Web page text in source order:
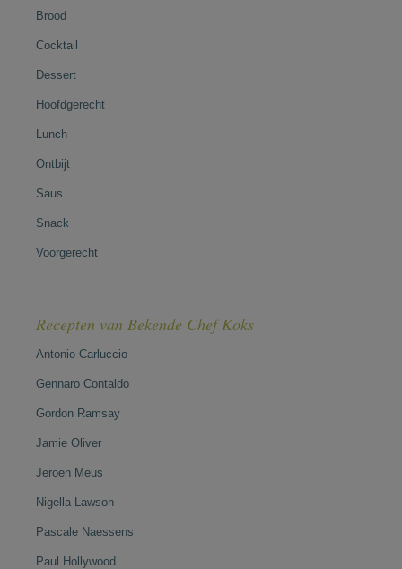
Brood
Cocktail
Dessert
Hoofdgerecht
Lunch
Ontbijt
Saus
Snack
Voorgerecht
Recepten van Bekende Chef Koks
Antonio Carluccio
Gennaro Contaldo
Gordon Ramsay
Jamie Oliver
Jeroen Meus
Nigella Lawson
Pascale Naessens
Paul Hollywood